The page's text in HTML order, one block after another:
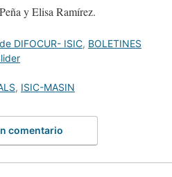
yElisa Ramírez.
DIFOCUR- ISIC, BOLETINES
, ISIC-MASIN
comentario